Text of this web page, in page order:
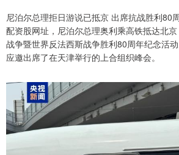
尼泊尔总理拒日游说已抵京 出席抗战胜利80
配资股网址，尼泊尔总理奥利乘高铁抵达北
战争暨世界反法西斯战争胜利80周年纪念活
应邀出席了在天津举行的上合组织峰会。